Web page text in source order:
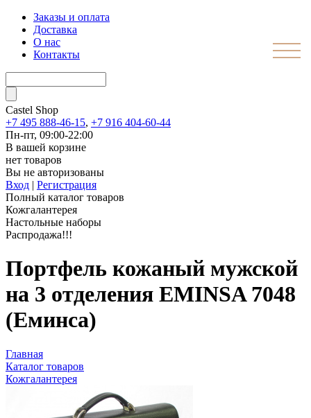
Заказы и оплата
Доставка
О нас
Контакты
Castel Shop
+7 495 888-46-15, +7 916 404-60-44
Пн-пт, 09:00-22:00
В вашей корзине
нет товаров
Вы не авторизованы
Вход | Регистрация
Полный каталог товаров
Кожгалантерея
Настольные наборы
Распродажа!!!
Портфель кожаный мужской
на 3 отделения EMINSA 7048
(Еминса)
Главная
Каталог товаров
Кожгалантерея